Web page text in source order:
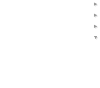
►
►
►
▼